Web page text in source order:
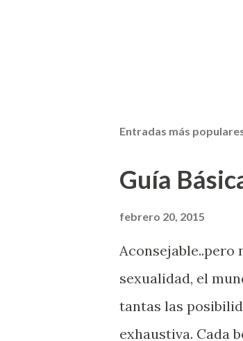
Entradas más
Guía
febrero 20, 2015
Aconsejable..pero
sexualidad, el
tantas las
exhaustiva. Cada